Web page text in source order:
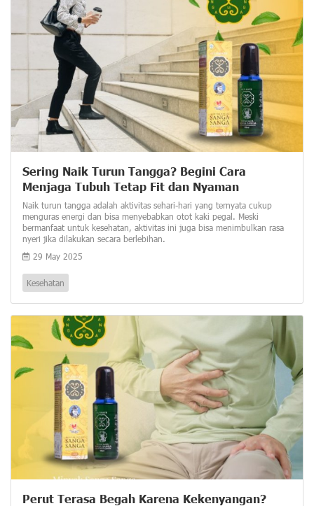
Sering Naik Turun Tangga? Begini Cara
Menjaga Tubuh Tetap Fit dan Nyaman
Naik turun tangga adalah aktivitas sehari-hari yang ternyata cukup
menguras energi dan bisa menyebabkan otot kaki pegal. Meski
bermanfaat untuk kesehatan, aktivitas ini juga bisa menimbulkan rasa
nyeri jika dilakukan secara berlebihan.
29 May 2025
Kesehatan
Perut Terasa Begah Karena Kekenyangan?